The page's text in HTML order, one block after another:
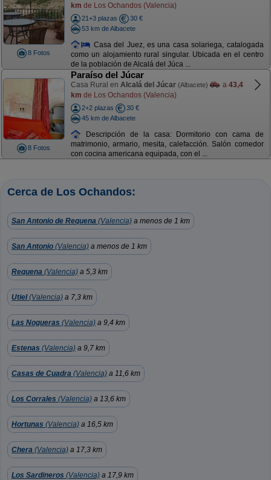
8 Fotos
km de Los Ochandos (Valencia)
21+3 plazas
30 €
53 km de Albacete
Casa del Juez, es una casa solariega, catalogada
como un alojamiento rural singular. Ubicada en el centro
de la población de Alcalá del Júca ...
8 Fotos
Paraíso del Júcar
Casa Rural en Alcalá del Júcar (Albacete) a 43,4
km de Los Ochandos (Valencia)
2+2 plazas
30 €
45 km de Albacete
Descripción de la casa: Dormitorio con cama de
matrimonio, armario, mesita, calefacción. Salón comedor
con cocina americana equipada, con el ...
Cerca de Los Ochandos:
San Antonio de Requena (Valencia) a menos de 1 km
San Antonio (Valencia) a menos de 1 km
Requena (Valencia) a 5,3 km
Utiel(Valencia) a 7,3 km
Las Nogueras (Valencia) a 9,4 km
Estenas (Valencia) a 9,7 km
Casas de Cuadra (Valencia) a 11,6 km
Los Corrales (Valencia) a 13,6 km
Hortunas (Valencia) a 16,5 km
Chera (Valencia) a 17,3 km
Los Sardineros (Valencia) a 17,9 km